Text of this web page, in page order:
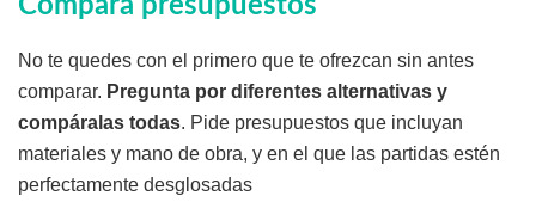
Compara presupuestos
No te quedes con el primero que te ofrezcan sin antes
comparar. Pregunta por diferentes alternativas y
compáralas todas. Pide presupuestos que incluyan
materiales y mano de obra, y en el que las partidas estén
perfectamente desglosadas